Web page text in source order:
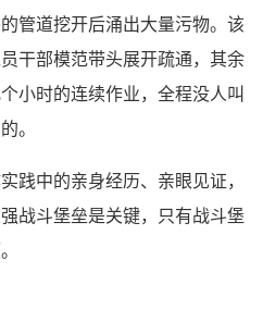
管道挖开后涌出大量污物。该
干部模范带头展开疏通，其余
小时的连续作业，全程没人叫
。
践中的亲身经历、亲眼见证，
战斗堡垒是关键，只有战斗堡